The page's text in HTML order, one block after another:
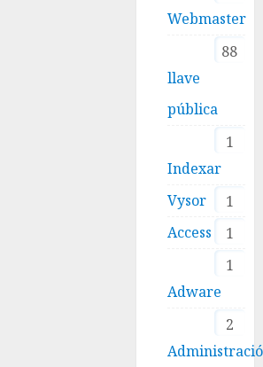
Webmaster
88
llave
pública
1
Indexar
1
Vysor
1
Access
1
Adware
2